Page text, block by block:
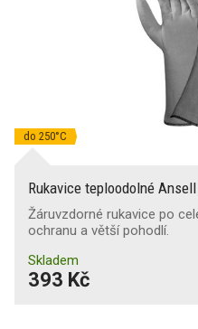
do 250°C
Rukavice teploodolné
Žáruvzdorné rukavice po
ochranu a větší pohodlí.
Skladem
393 Kč